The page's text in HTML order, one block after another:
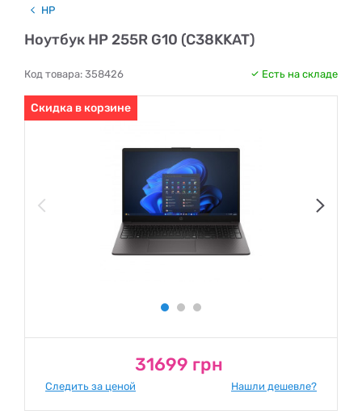
HP
Ноутбук HP 255R G10 (C38KKAT)
Код товара: 358426 Есть на складе
Скидка в корзине
31699 грн
Следить за ценой Нашли дешевле?